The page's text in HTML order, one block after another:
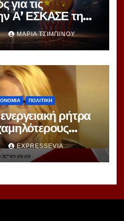
για τις
Α’ ΕΣΚΑΣΕ τη
είναι οι 12
ΜΑΡΊΑ ΤΣΙΜΠΙΝΟΎ
ΠΟΛΙΤΙΚΗ
ρήτρα
σβήνει 7
ακρίβειας
EXPRESSEVIA